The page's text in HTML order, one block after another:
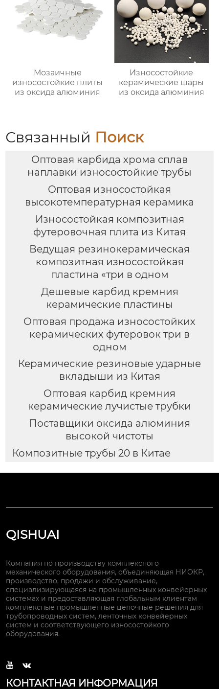
Мозаичные
износостойкие плиты
из оксида алюминия
Износостойкие
керамические шары
из оксида алюминия
Связанный Поиск
Оптовая карбида хрома сплав
наплавки износостойкие трубы
Оптовая износостойкая
высокотемпературная керамика
Износостойкая композитная
футеровочная плита из Китая
Ведущая резинокерамическая
композитная износостойкая
пластина «три в одном
Дешевые карбид кремния
керамические пластины
Оптовая продажа износостойких
керамических футеровок три в
одном
Керамические резиновые ударные
вкладыши из Китая
Оптовая карбид кремния
керамические лучистые трубки
Поставщики оксида алюминия
высокой чистоты
Композитные трубы 20 в Китае
QISHUAI
Компания по производству комплексного
механического оборудования, объединяющая НИОКР,
производство, продажи и обслуживание,
специализирующаяся на промышленных конвейерных
системах и предоставляющая глобальным клиентам
комплексные промышленные цепочные решения для
трубопроводных систем, ленточных конвейерных
систем и соответствующего износостойкого
оборудования.
 
КОНТАКТНАЯ ИНФОРМАЦИЯ